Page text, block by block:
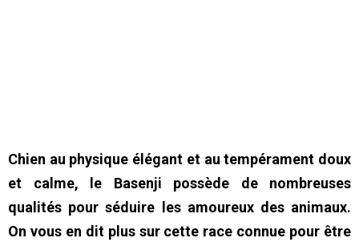
Chien au physique élégant et au tempérament doux
et calme, le Basenji possède de nombreuses
qualités pour séduire les amoureux des animaux.
On vous en dit plus sur cette race connue pour être